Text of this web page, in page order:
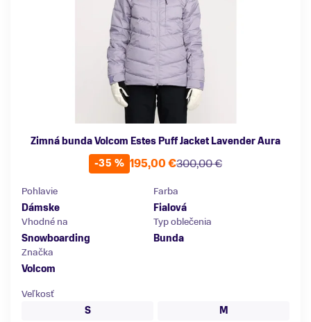
Zimná bunda Volcom Estes Puff Jacket Lavender Aura
-35 %
300,00 €
195,00 €
Pohlavie
Dámske
Farba
Fialová
Vhodné na
Snowboarding
Typ oblečenia
Bunda
Značka
Volcom
Veľkosť
S
M